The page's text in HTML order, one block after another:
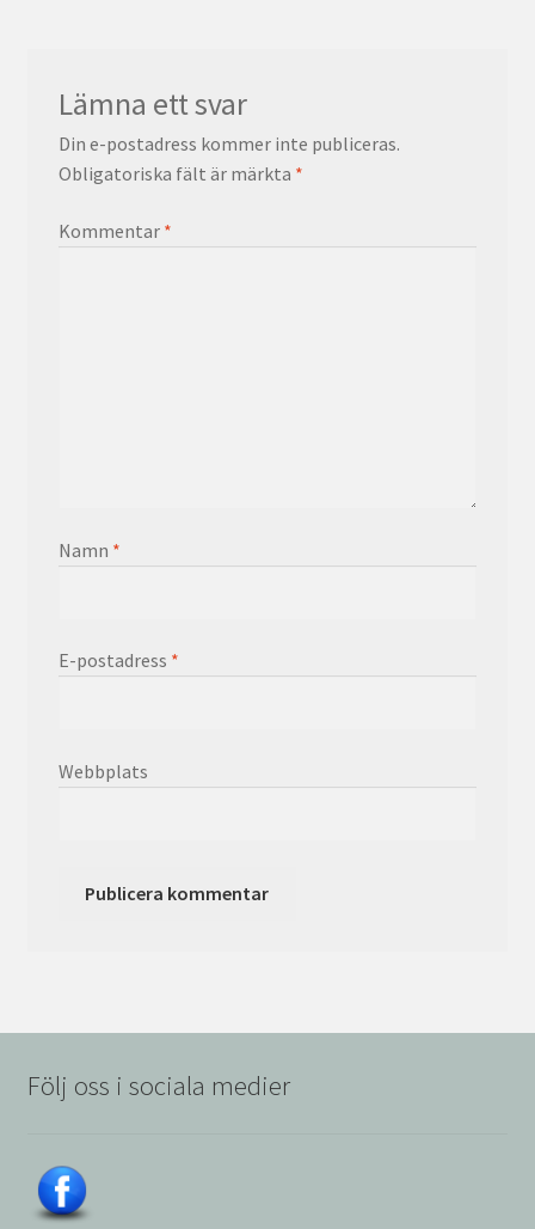
Lämna ett svar
Din e-postadress kommer inte publiceras.
Obligatoriska fält är märkta *
Kommentar *
Namn *
E-postadress *
Webbplats
Följ oss i sociala medier